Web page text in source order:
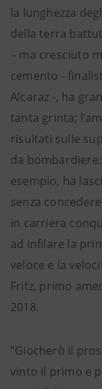
la lunghezza
della terra
– ma cresciuto
cemento -
Alcaraz -, ha
tanta grinta;
risultati sulle
da
esempio, ha
senza
in carriera
ad infilare la
veloce e la
Fritz, primo
2018.
“Giocherò il
vinto il primo e